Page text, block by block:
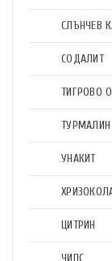
СЛЪНЧЕВ
СОДАЛИТ
ТИГРОВО
ТУРМАЛИН
УНАКИТ
ЦИТРИН
ЧИПС